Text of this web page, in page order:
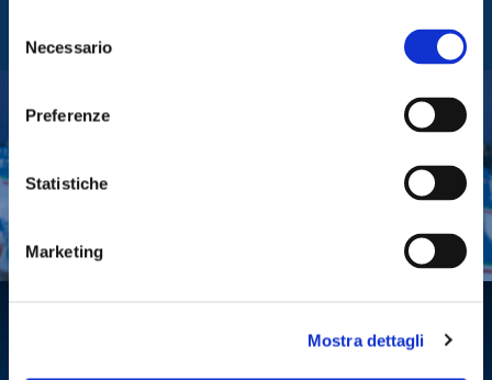
delNecessario
Preferenze
Statistiche
Marketing
Mostra dettagli